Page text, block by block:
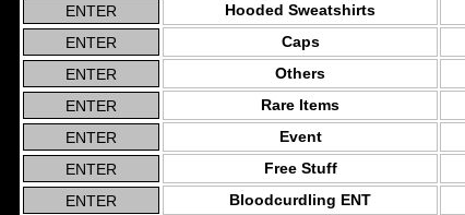
Hooded Sweatshirts
Caps
Others
Rare Items
Event
Free Stuff
Bloodcurdling ENT